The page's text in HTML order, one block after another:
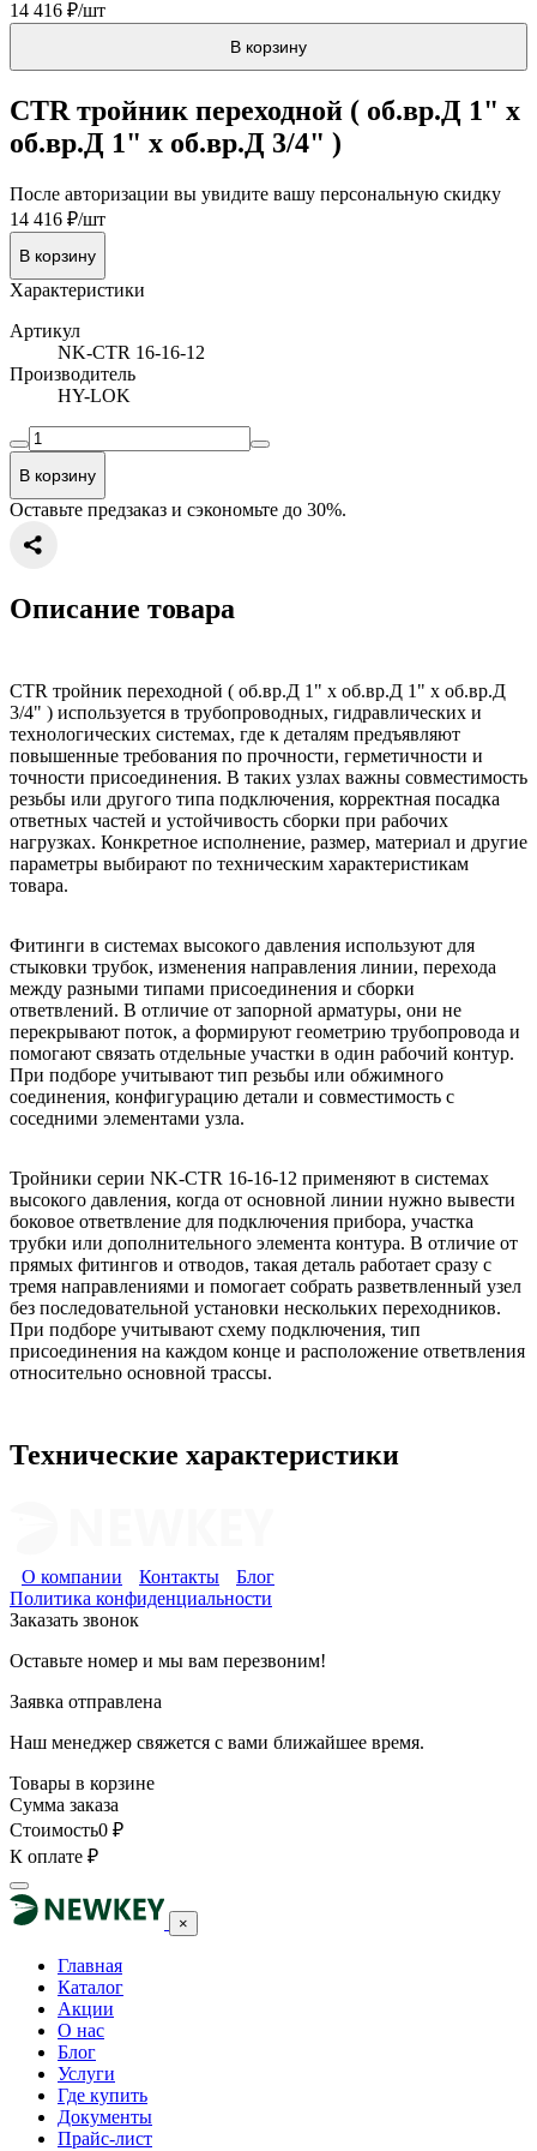
14 416 ₽/шт
В корзину
CTR тройник переходной ( об.вр.Д 1" x
об.вр.Д 1" x об.вр.Д 3/4" )
После авторизации вы увидите вашу персональную скидку
14 416 ₽/шт
В корзину
Характеристики
Артикул
NK-CTR 16-16-12
Производитель
HY-LOK
В корзину
Оставьте предзаказ и сэкономьте до 30%.
Описание товара
Тройники серии NK-CTR 16-16-12 применяют в системах
высокого давления, когда от основной линии нужно вывести
боковое ответвление для подключения прибора, участка
трубки или дополнительного элемента контура. В отличие от
прямых фитингов и отводов, такая деталь работает сразу с
тремя направлениями и помогает собрать разветвленный узел
без последовательной установки нескольких переходников.
При подборе учитывают схему подключения, тип
присоединения на каждом конце и расположение ответвления
относительно основной трассы.
Фитинги в системах высокого давления используют для
стыковки трубок, изменения направления линии, перехода
между разными типами присоединения и сборки
ответвлений. В отличие от запорной арматуры, они не
перекрывают поток, а формируют геометрию трубопровода и
помогают связать отдельные участки в один рабочий контур.
При подборе учитывают тип резьбы или обжимного
соединения, конфигурацию детали и совместимость с
соседними элементами узла.
CTR тройник переходной ( об.вр.Д 1" x об.вр.Д 1" x об.вр.Д
3/4" ) используется в трубопроводных, гидравлических и
технологических системах, где к деталям предъявляют
повышенные требования по прочности, герметичности и
точности присоединения. В таких узлах важны совместимость
резьбы или другого типа подключения, корректная посадка
ответных частей и устойчивость сборки при рабочих
нагрузках. Конкретное исполнение, размер, материал и другие
параметры выбирают по техническим характеристикам
товара.
Технические характеристики
О компании Контакты
Блог
Политика конфиденциальности
Заказать звонок
Оставьте номер и мы вам перезвоним!
Заявка отправлена
Наш менеджер свяжется с вами ближайшее время.
Товары в корзине
Сумма заказа
Стоимость0 ₽
К оплате ₽
×
Главная
Каталог
Акции
О нас
Блог
Услуги
Где купить
Документы
Прайс-лист